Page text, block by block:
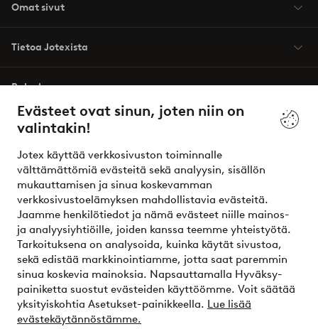
Evästeet ovat sinun, joten niin on
valintakin!
Jotex käyttää verkkosivuston toiminnalle
välttämättömiä evästeitä sekä analyysin, sisällön
mukauttamisen ja sinua koskevamman
verkkosivustoelämyksen mahdollistavia evästeitä.
Jaamme henkilötiedot ja nämä evästeet niille mainos-
ja analyysiyhtiöille, joiden kanssa teemme yhteistyötä.
Tarkoituksena on analysoida, kuinka käytät sivustoa,
sekä edistää markkinointiamme, jotta saat paremmin
sinua koskevia mainoksia. Napsauttamalla Hyväksy-
painiketta suostut evästeiden käyttöömme. Voit säätää
yksityiskohtia Asetukset-painikkeella. Lue lisää
evästekäytännöstämme.
Omat sivut
Tietoa Jotexista
Palvelumme
Ehdot
Ystävät
Turvalliset maksut – maksa nyt tai erissä
Haluatko tietää lisää maksuvaihtoehdoistamme?
elpy